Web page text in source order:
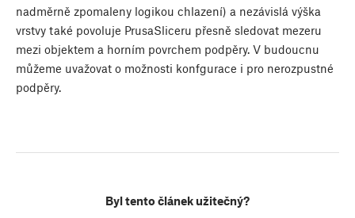
nadměrně zpomaleny logikou chlazení) a nezávislá výška
vrstvy také povoluje PrusaSliceru přesně sledovat mezeru
mezi objektem a horním povrchem podpěry. V budoucnu
můžeme uvažovat o možnosti konfgurace i pro nerozpustné
podpěry.
Byl tento článek užitečný?